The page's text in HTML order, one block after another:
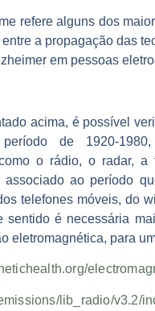
referealguns dos
a propagação das
em pessoas
acima, é possível
de 1920-1980,
o rádio, o radar,
associado ao período
telefones móveis, do
sentido é necessária
eletromagnética, para
lib_radio/v3.2/